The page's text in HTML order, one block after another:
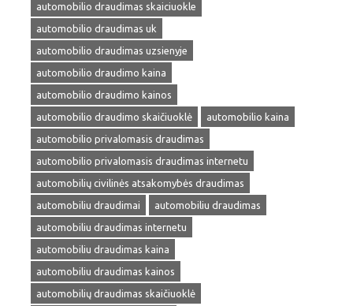
automobilio draudimas skaiciuokle
automobilio draudimas uk
automobilio draudimas uzsienyje
automobilio draudimo kaina
automobilio draudimo kainos
automobilio draudimo skaičiuoklė
automobilio kaina
automobilio privalomasis draudimas
automobilio privalomasis draudimas internetu
automobilių civilinės atsakomybės draudimas
automobiliu draudimai
automobiliu draudimas
automobiliu draudimas internetu
automobiliu draudimas kaina
automobiliu draudimas kainos
automobilių draudimas skaičiuoklė